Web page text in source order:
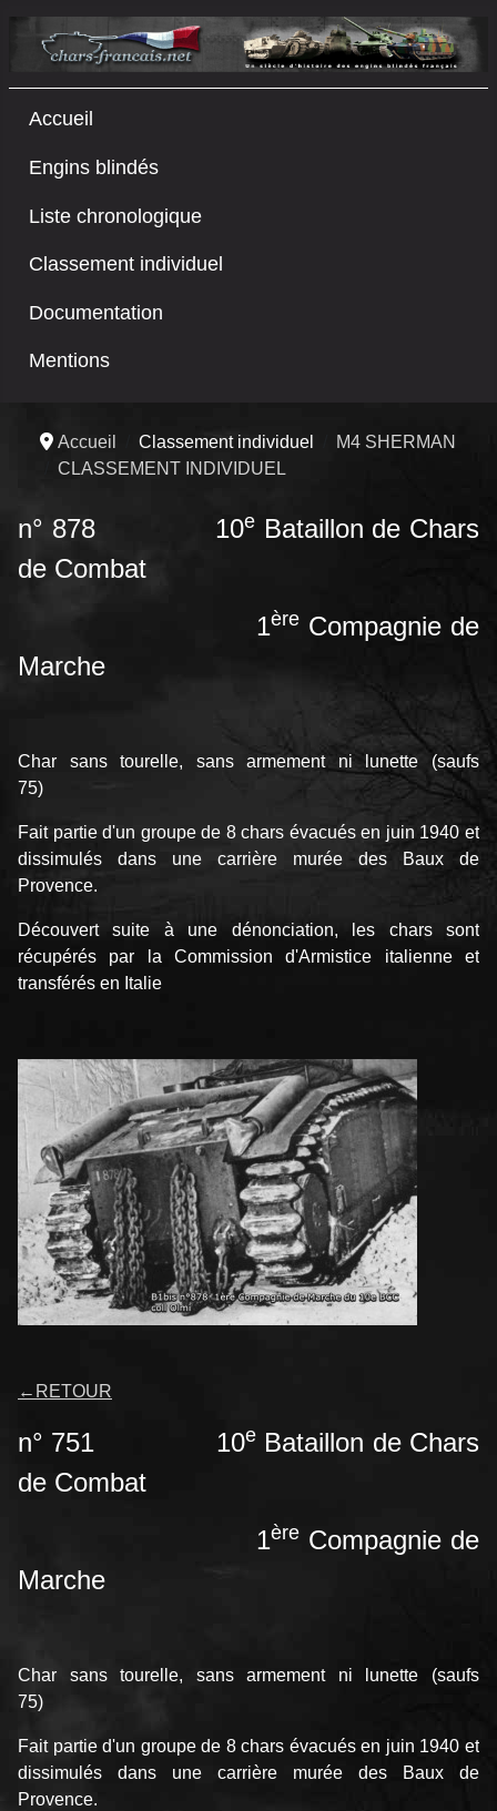
Accueil
Engins blindés
Liste chronologique
Classement individuel
Documentation
Mentions
Accueil Classement individuel
M4 SHERMAN
CLASSEMENT INDIVIDUEL
n° 878 10eBataillon de Chars
de Combat
1èreCompagnie de
Marche
Char sans tourelle, sans armement ni lunette (saufs
75)
Fait partie d'un groupe de 8 chars évacués en juin 1940 et
dissimulés dans une carrière murée des Baux de
Provence.
Découvert suite à une dénonciation, les chars sont
récupérés par la Commission d'Armistice italienne et
transférés en Italie
← RETOUR
n° 751 10e Bataillon de Chars
de Combat
1èreCompagnie de
Marche
Char sans tourelle, sans armement ni lunette (saufs
75)
Fait partie d'un groupe de 8 chars évacués en juin 1940 et
dissimulés dans une carrière murée des Baux de
Provence.